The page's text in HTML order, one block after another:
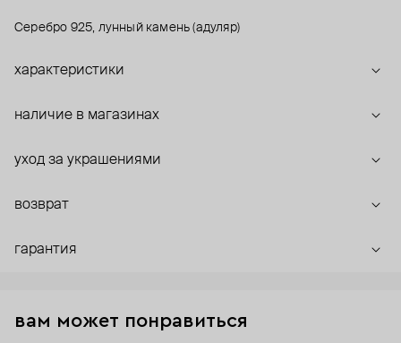
Серебро 925, лунный камень (адуляр)
характеристики
наличие в магазинах
уход за украшениями
возврат
гарантия
вам может понравиться